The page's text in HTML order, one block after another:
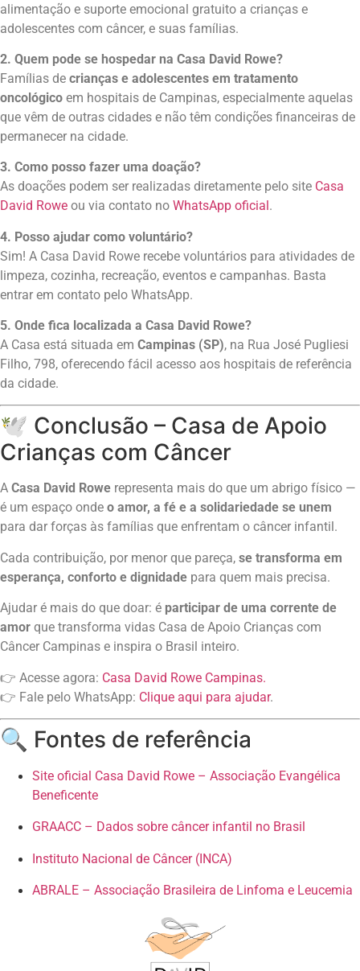
alimentação e suporte emocional gratuito a crianças e
adolescentes com câncer, e suas famílias.
2. Quem pode se hospedar na Casa David Rowe?
Famílias de crianças e adolescentes em tratamento
oncológico em hospitais de Campinas, especialmente aquelas
que vêm de outras cidades e não têm condições financeiras de
permanecer na cidade.
3. Como posso fazer uma doação?
As doações podem ser realizadas diretamente pelo site Casa
David Rowe ou via contato no WhatsApp oficial .
4. Posso ajudar como voluntário?
Sim! A Casa David Rowe recebe voluntários para atividades de
limpeza, cozinha, recreação, eventos e campanhas. Basta
entrar em contato pelo WhatsApp.
5. Onde fica localizada a Casa David Rowe?
A Casa está situada em Campinas (SP), na Rua José Pugliesi
Filho, 798, oferecendo fácil acesso aos hospitais de referência
da cidade.
🕊️ Conclusão – Casa de Apoio
Crianças com Câncer
A Casa David Rowe representa mais do que um abrigo físico —
é um espaço onde o amor, a fé e a solidariedade se unem
para dar forças às famílias que enfrentam o câncer infantil.
Cada contribuição, por menor que pareça, se transforma em
esperança, conforto e dignidade para quem mais precisa.
Ajudar é mais do que doar: é participar de uma corrente de
amor que transforma vidas Casa de Apoio Crianças com
Câncer Campinas e inspira o Brasil inteiro.
👉 Acesse agora: Casa David Rowe Campinas.
👉 Fale pelo WhatsApp: Clique aqui para ajudar.
🔍 Fontes de referência
Site oficial Casa David Rowe – Associação Evangélica
Beneficente
GRAACC – Dados sobre câncer infantil no Brasil
Instituto Nacional de Câncer (INCA)
ABRALE – Associação Brasileira de Linfoma e Leucemia